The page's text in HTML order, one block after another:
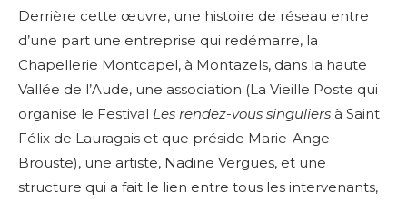
Derrière cette œuvre, une histoire de réseau entre
d’une part une entreprise qui redémarre, la
Chapellerie Montcapel, à Montazels, dans la haute
Vallée de l’Aude, une association (La Vieille Poste qui
organise le Festival Les rendez-vous singuliers à Saint
Félix de Lauragais et que préside Marie-Ange
Brouste), une artiste, Nadine Vergues, et une
structure qui a fait le lien entre tous les intervenants,